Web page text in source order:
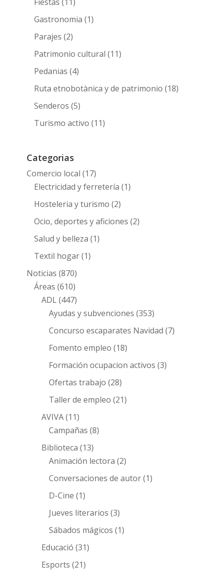
Gastronomia (1)
Parajes (2)
Patrimonio cultural (11)
Pedanias (4)
Ruta etnobotànica y de patrimonio (18)
Senderos (5)
Turismo activo (11)
Categorias
Comercio local (17)
Electricidad y ferretería (1)
Hosteleria y turismo (2)
Ocio, deportes y aficiones (2)
Salud y belleza (1)
Textil hogar(1)
Noticias (870)
Áreas (610)
ADL(447)
Ayudas y subvenciones (353)
Concurso escaparates Navidad (7)
Fomento empleo (18)
Formación ocupacion activos (3)
Ofertas trabajo (28)
Taller de empleo (21)
AVIVA(11)
Campañas (8)
Biblioteca (13)
Animación lectora (2)
Conversaciones de autor(1)
D-Cine (1)
Jueves literarios (3)
Sábados mágicos (1)
Educació (31)
Esports (21)